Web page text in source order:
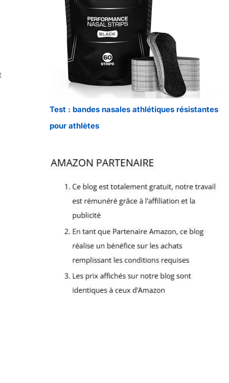
Test : bandes nasales athlétiques résistantes
pour athlètes